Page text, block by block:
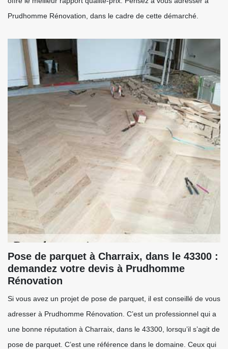
Prudhomme Rénovation, dans le cadre de cette démarché.
Pose de parquet à Charraix, dans le 43300 :
demandez votre devis à Prudhomme
Rénovation
Si vous avez un projet de pose de parquet, il est conseillé de vous
adresser à Prudhomme Rénovation. C’est un professionnel qui a
une bonne réputation à Charraix, dans le 43300, lorsqu’il s’agit de
pose de parquet. C’est une référence dans le domaine. Ceux qui